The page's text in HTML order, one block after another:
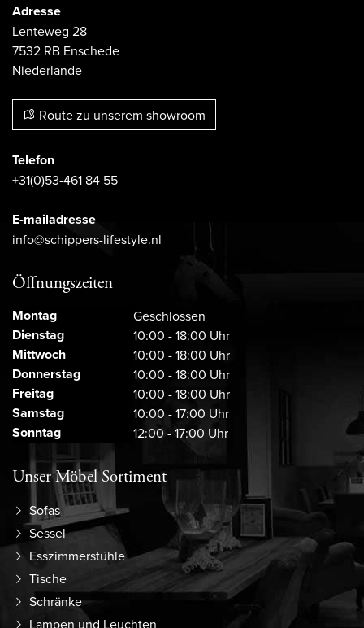
Adresse
Lenteweg 28
7532 RB Enschede
Niederlande
Route zu unserem showroom
Telefon
+31(0)53-461 84 55
E-mailadresse
info@schippers-lifestyle.nl
Öffnungszeiten
Montag Geschlossen
Dienstag 10:00 - 18:00 Uhr
Mittwoch 10:00 - 18:00 Uhr
Donnerstag 10:00 - 18:00 Uhr
Freitag 10:00 - 18:00 Uhr
Samstag 10:00 - 17:00 Uhr
Sonntag 12:00 - 17:00 Uhr
Unser Möbel Sortiment
Sofas
Sessel
Esszimmerstühle
Tische
Schränke
Lampen und Leuchten